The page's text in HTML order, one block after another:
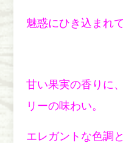
魅惑にひき込まれ
甘い果実の香りに
リーの味わい。
エレガントな色調